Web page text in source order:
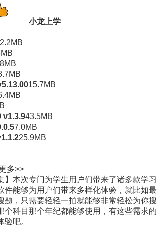
小龙上学
2.2MB
15.7MB
v1.3.943.5MB
7.0MB
25.9MB
多>>
】本次专门为学生用户们带来了诸多款学习
件能够为用户们带来多样化体验，就比如最
题，只需要轻轻一拍就能够非常轻松为你搜
个科目那个年纪都能够使用，有这些需求的
吧。